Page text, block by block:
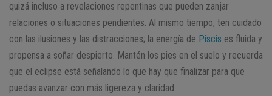
quizá incluso a revelaciones repentinas que pueden zanjar
relaciones o situaciones pendientes. Al mismo tiempo, ten cuidado
con las ilusiones y las distracciones; la energía de Piscis es fluida y
propensa a soñar despierto. Mantén los pies en el suelo y recuerda
que el eclipse está señalando lo que hay que finalizar para que
puedas avanzar con más ligereza y claridad.